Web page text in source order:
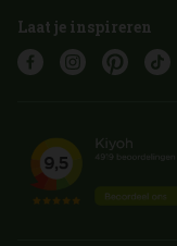
Laat je inspireren